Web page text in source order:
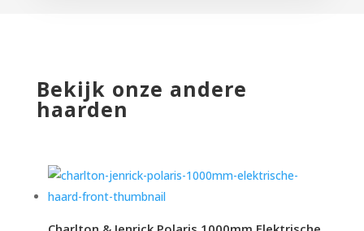
Bekijk onze andere
haarden